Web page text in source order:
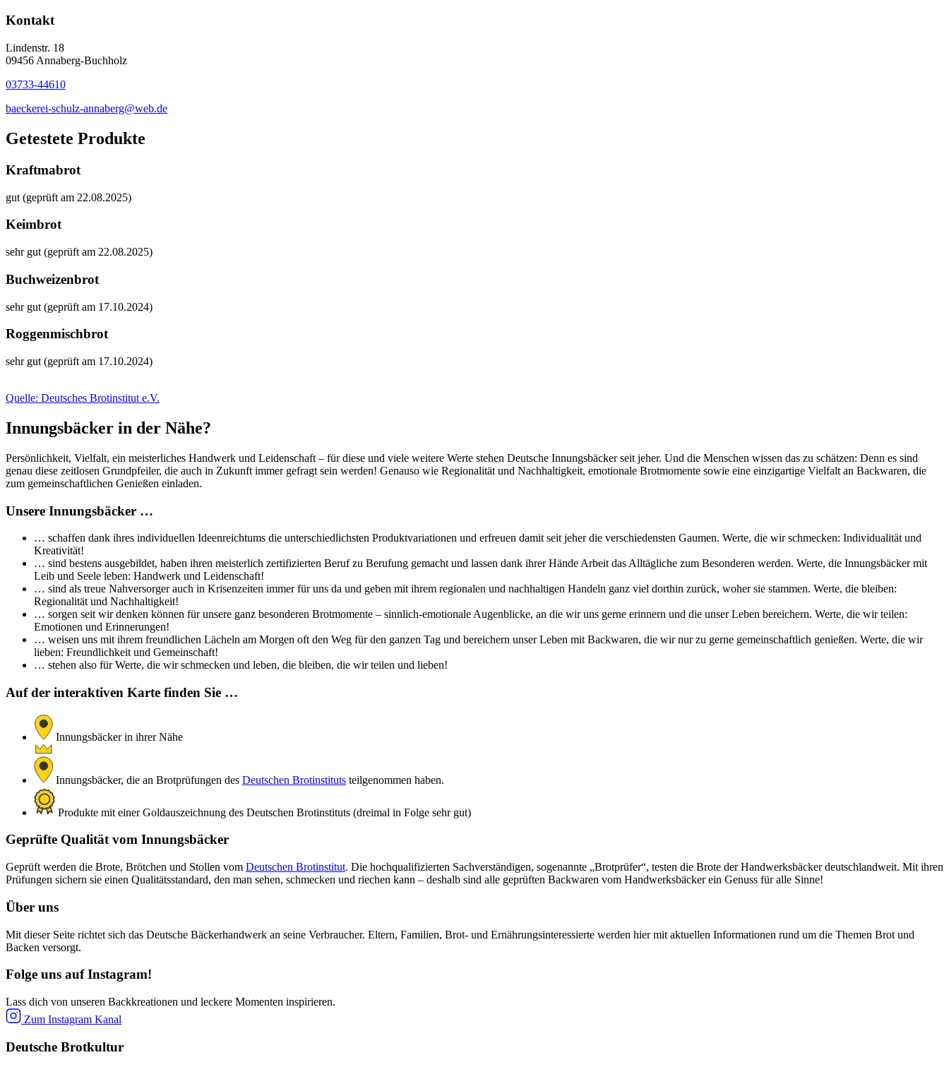
Kontakt
Lindenstr. 18
09456 Annaberg-Buchholz
03733-44610
baeckerei-schulz-annaberg@web.de
Getestete Produkte
Kraftmabrot
gut (geprüft am 22.08.2025)
Keimbrot
sehr gut (geprüft am 22.08.2025)
Buchweizenbrot
sehr gut (geprüft am 17.10.2024)
Roggenmischbrot
sehr gut (geprüft am 17.10.2024)
Quelle: Deutsches Brotinstitut e.V.
Innungsbäcker in der Nähe?
Persönlichkeit, Vielfalt, ein meisterliches Handwerk und Leidenschaft – für diese und viele weitere Werte stehen Deutsche Innungsbäcker seit jeher. Und die Menschen wissen das zu schätzen: Denn es sind
genau diese zeitlosen Grundpfeiler, die auch in Zukunft immer gefragt sein werden! Genauso wie Regionalität und Nachhaltigkeit, emotionale Brotmomente sowie eine einzigartige Vielfalt an Backwaren, die
zum gemeinschaftlichen Genießen einladen.
Unsere Innungsbäcker …
… schaffen dank ihres individuellen Ideenreichtums die unterschiedlichsten Produktvariationen und erfreuen damit seit jeher die verschiedensten Gaumen. Werte, die wir schmecken: Individualität und
Kreativität!
… sind bestens ausgebildet, haben ihren meisterlich zertifizierten Beruf zu Berufung gemacht und lassen dank ihrer Hände Arbeit das Alltägliche zum Besonderen werden. Werte, die Innungsbäcker mit
Leib und Seele leben: Handwerk und Leidenschaft!
… sind als treue Nahversorger auch in Krisenzeiten immer für uns da und geben mit ihrem regionalen und nachhaltigen Handeln ganz viel dorthin zurück, woher sie stammen. Werte, die bleiben:
Regionalität und Nachhaltigkeit!
… sorgen seit wir denken können für unsere ganz besonderen Brotmomente – sinnlich-emotionale Augenblicke, an die wir uns gerne erinnern und die unser Leben bereichern. Werte, die wir teilen:
Emotionen und Erinnerungen!
… weisen uns mit ihrem freundlichen Lächeln am Morgen oft den Weg für den ganzen Tag und bereichern unser Leben mit Backwaren, die wir nur zu gerne gemeinschaftlich genießen. Werte, die wir
lieben: Freundlichkeit und Gemeinschaft!
… stehen also für Werte, die wir schmecken und leben, die bleiben, die wir teilen und lieben!
Auf der interaktiven Karte finden Sie …
Innungsbäcker in ihrer Nähe
Innungsbäcker, die an Brotprüfungen des Deutschen Brotinstituts teilgenommen haben.
Produkte mit einer Goldauszeichnung des Deutschen Brotinstituts (dreimal in Folge sehr gut)
Geprüfte Qualität vom Innungsbäcker
Geprüft werden die Brote, Brötchen und Stollen vom Deutschen Brotinstitut. Die hochqualifizierten Sachverständigen, sogenannte „Brotprüfer“, testen die Brote der Handwerksbäcker deutschlandweit. Mit ihren
Prüfungen sichern sie einen Qualitätsstandard, den man sehen, schmecken und riechen kann – deshalb sind alle geprüften Backwaren vom Handwerksbäcker ein Genuss für alle Sinne!
Über uns
Mit dieser Seite richtet sich das Deutsche Bäckerhandwerk an seine Verbraucher. Eltern, Familien, Brot- und Ernährungsinteressierte werden hier mit aktuellen Informationen rund um die Themen Brot und
Backen versorgt.
Folge uns auf Instagram!
Lass dich von unseren Backkreationen und leckere Momenten inspirieren.
Zum Instagram Kanal
Deutsche Brotkultur